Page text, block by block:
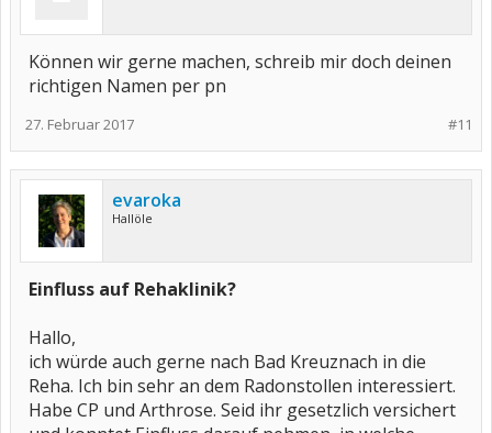
Können wir gerne machen, schreib mir doch deinen
richtigen Namen per pn
#11
27. Februar 2017
evaroka
Hallöle
Einfluss auf Rehaklinik?
Hallo,
ich würde auch gerne nach Bad Kreuznach in die
Reha. Ich bin sehr an dem Radonstollen interessiert.
Habe CP und Arthrose. Seid ihr gesetzlich versichert